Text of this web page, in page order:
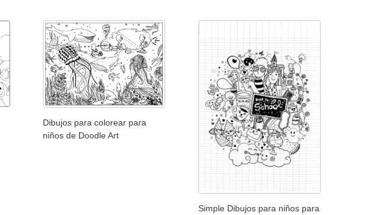
Dibujos para colorear para
niños de Doodle Art
Simple Dibujos para niños para